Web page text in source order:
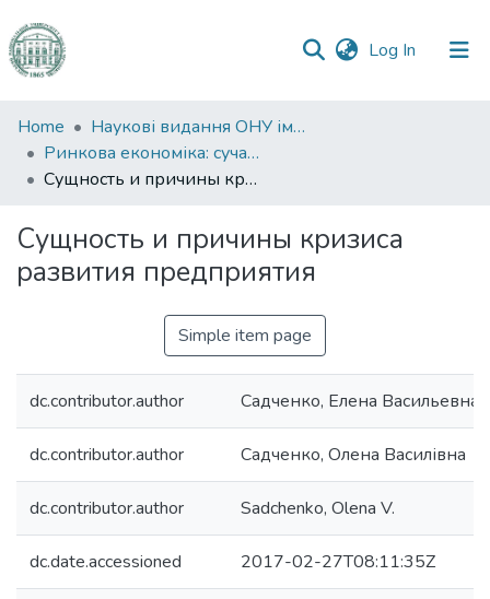
Log In (current)
Communities
&
Collections
Statistics
Home
Наукові видання ОНУ імені І. І. Мечникова
Ринкова економіка: сучасна теорія і практика управління
Сущность и причины кризиса развития предприятия
Сущность и причины кризиса
развития предприятия
Simple item page
dc.contributor.author Садченко, Елена Васильевна
dc.contributor.author Садченко, Олена Василівна
dc.contributor.author Sadchenko, Olena V.
dc.date.accessioned 2017-02-27T08:11:35Z